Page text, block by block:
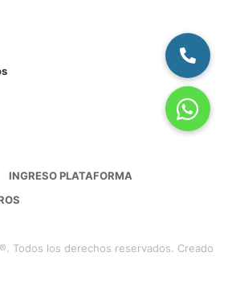
INGRESO PLATAFORMA
Todos los derechos reservados. Creado